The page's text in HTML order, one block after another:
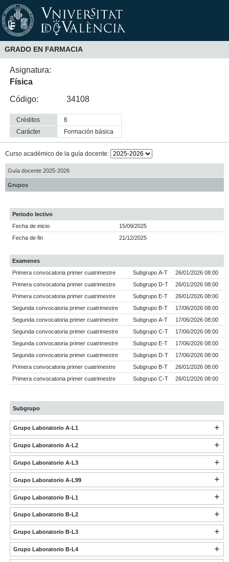
GRADO EN FARMACIA
Asignatura:
Física
Código:
34108
Créditos
6
Carácter
formación básica
Curso académico de la guía docente:
Guía docente 2025-2026
Grupos
Periodo lectivo
Fecha de inicio
15/09/2025
Fecha de fin
21/12/2025
Examenes
Primera convocatoria primer cuatrimestre
Subgrupo A-T
26/01/2026 08:00
Primera convocatoria primer cuatrimestre
Subgrupo D-T
26/01/2026 08:00
Primera convocatoria primer cuatrimestre
Subgrupo E-T
26/01/2026 08:00
Segunda convocatoria primer cuatrimestre
Subgrupo B-T
17/06/2026 08:00
Segunda convocatoria primer cuatrimestre
Subgrupo A-T
17/06/2026 08:00
Segunda convocatoria primer cuatrimestre
Subgrupo C-T
17/06/2026 08:00
Segunda convocatoria primer cuatrimestre
Subgrupo E-T
17/06/2026 08:00
Segunda convocatoria primer cuatrimestre
Subgrupo D-T
17/06/2026 08:00
Primera convocatoria primer cuatrimestre
Subgrupo B-T
26/01/2026 08:00
Primera convocatoria primer cuatrimestre
Subgrupo C-T 26/01/2026 08:00
Subgrupo
Grupo Laboratorio A-L1
Grupo Laboratorio A-L2
Grupo Laboratorio A-L3
Grupo Laboratorio A-L99
Grupo Laboratorio B-L1
Grupo Laboratorio B-L2
Grupo Laboratorio B-L3
Grupo Laboratorio B-L4